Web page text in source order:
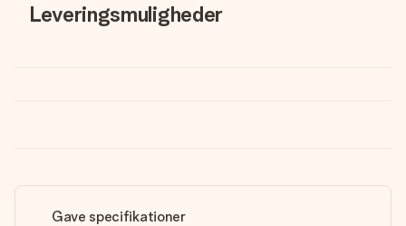
Leveringsmuligheder
Gave specifikationer